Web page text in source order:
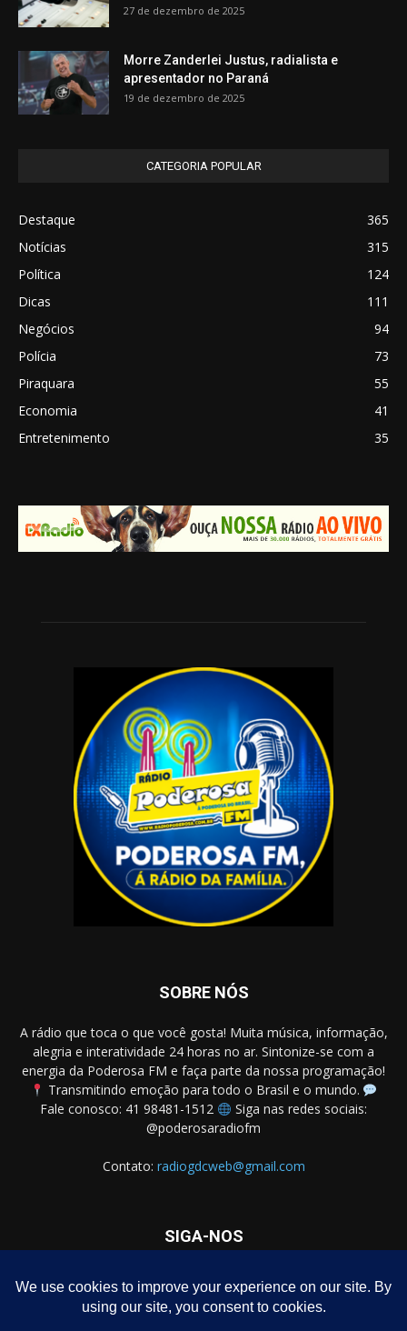
27 de dezembro de 2025
Morre Zanderlei Justus, radialista e
apresentador no Paraná
19 de dezembro de 2025
CATEGORIA POPULAR
Destaque
365
Notícias
315
Política
124
Dicas
111
Negócios
94
Polícia
73
Piraquara
55
Economia
41
Entretenimento
35
SOBRE NÓS
A rádio que toca o que você gosta! Muita música, informação,
alegria e interatividade 24 horas no ar. Sintonize-se com a
energia da Poderosa FM e faça parte da nossa programação!
Transmitindo emoção para todo o Brasil e o mundo.
Fale conosco: 41 98481-1512
Siga nas redes sociais:
@poderosaradiofm
Contato: radiogdcweb@gmail.com
SIGA-NOS